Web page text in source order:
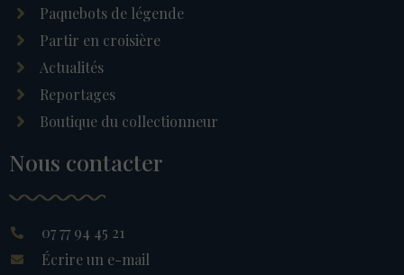
Paquebots de légende
Partir en croisière
Actualités
Reportages
Boutique du collectionneur
Nous contacter
07 77 94 45 21
Écrire un e-mail